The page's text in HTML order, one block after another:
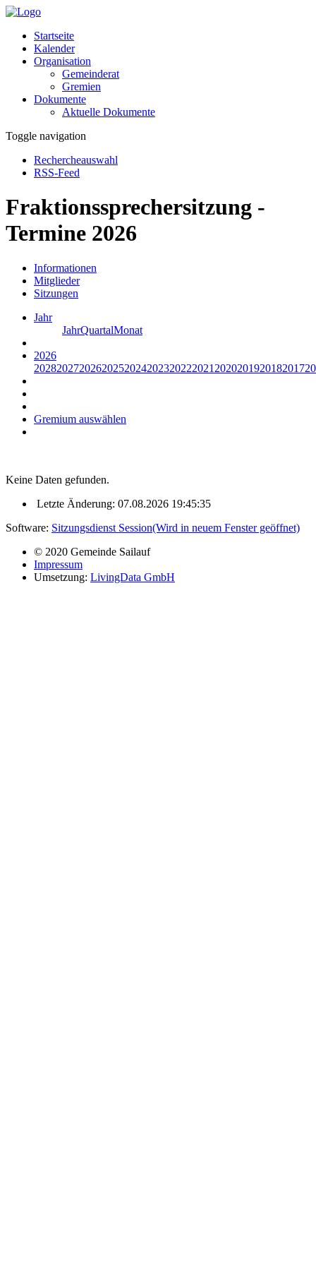
Startseite
Kalender
Organisation
Gemeinderat
Gremien
Dokumente
Aktuelle Dokumente
Toggle navigation
Rechercheauswahl
RSS-Feed
Fraktionssprechersitzung -
Termine 2026
Informationen
Mitglieder
Sitzungen
Jahr
JahrQuartalMonat
2026
20282027202620252024202320222021 2020201920182017
Gremium auswählen
Keine Daten gefunden.
Letzte Änderung: 07.08.2026 19:45:35
Software: Sitzungsdienst Session(Wird in neuem Fenster geöffnet)
© 2020 Gemeinde Sailauf
Impressum
Umsetzung: LivingData GmbH